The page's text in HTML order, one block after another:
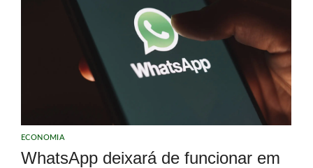
ECONOMIA
WhatsApp deixará de funcionar em